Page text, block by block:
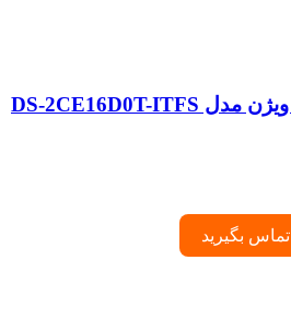
دوربین مداربسته هایک ویژن مدل DS-2CE16D0T-ITFS
تماس بگیرید